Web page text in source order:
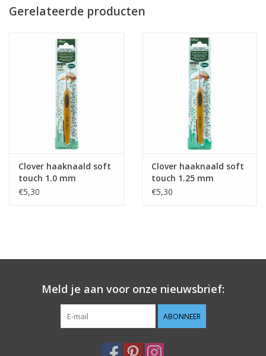
Gerelateerde producten
Clover haaknaald soft
touch 1.0 mm
€5,30
Clover haaknaald soft
touch 1.25 mm
€5,30
Meld je aan voor onze nieuwsbrief:
ABONNEER